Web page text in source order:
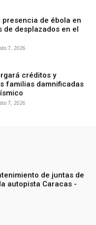
presencia de ébola en
de desplazados en el
7, 2026
créditos y
familias damnificadas
7, 2026
de juntas de
autopista Caracas -